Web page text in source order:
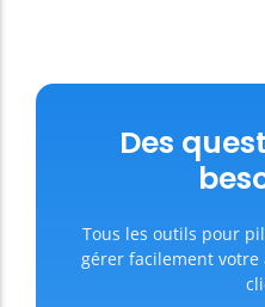
Des
Tous les outils pour
gérer facilement